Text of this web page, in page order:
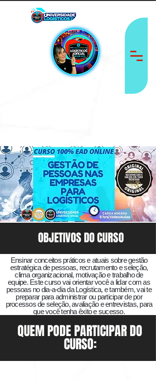
OBJETIVOS DO CURSO
Ensinar conceitos práticos e atuais sobre gestão
estratégica de pessoas, recrutamento e seleção,
clima organizacional, motivação e trabalho de
equipe. Este curso vai orientar você a lidar com as
pessoas no dia-a-dia da Logística, e também, vai te
preparar para administrar ou participar de por
processos de seleção, avaliação e entrevistas, para
que você tenha êxito e sucesso.
QUEM PODE PARTICIPAR DO
CURSO: